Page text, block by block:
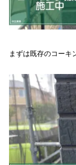
まずは既存のコーキ